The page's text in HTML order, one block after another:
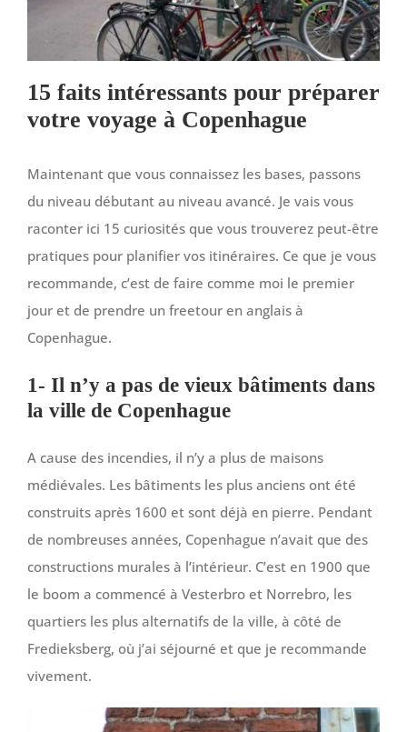
15 faits intéressants pour préparer
votre voyage à Copenhague
Maintenant que vous connaissez les bases, passons
du niveau débutant au niveau avancé. Je vais vous
raconter ici 15 curiosités que vous trouverez peut-être
pratiques pour planifier vos itinéraires. Ce que je vous
recommande, c’est de faire comme moi le premier
jour et de prendre un freetour en anglais à
Copenhague.
1- Il n’y a pas de vieux bâtiments dans
la ville de Copenhague
A cause des incendies, il n’y a plus de maisons
médiévales. Les bâtiments les plus anciens ont été
construits après 1600 et sont déjà en pierre. Pendant
de nombreuses années, Copenhague n’avait que des
constructions murales à l’intérieur. C’est en 1900 que
le boom a commencé à Vesterbro et Norrebro, les
quartiers les plus alternatifs de la ville, à côté de
Fredieksberg, où j’ai séjourné et que je recommande
vivement.